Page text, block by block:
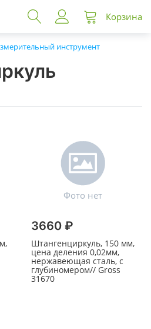
Корзина
инструмент
3660 ₽
Штангенциркуль, 150 мм,
цена деления 0,02мм,
нержавеющая сталь, с
глубиномером// Gross
31670